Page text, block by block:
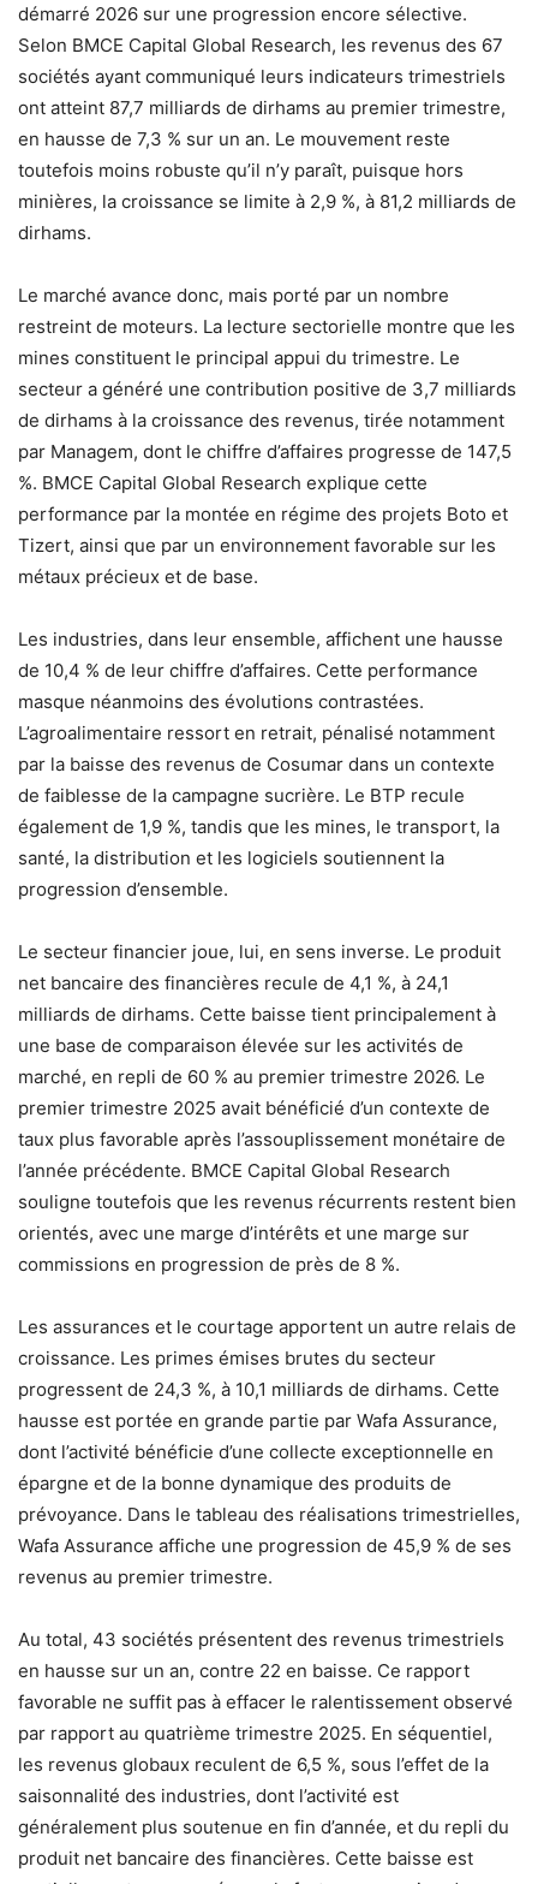
démarré 2026 sur une progression encore sélective.
Selon BMCE Capital Global Research, les revenus des 67
sociétés ayant communiqué leurs indicateurs trimestriels
ont atteint 87,7 milliards de dirhams au premier trimestre,
en hausse de 7,3 % sur un an. Le mouvement reste
toutefois moins robuste qu’il n’y paraît, puisque hors
minières, la croissance se limite à 2,9 %, à 81,2 milliards de
dirhams.
Le marché avance donc, mais porté par un nombre
restreint de moteurs. La lecture sectorielle montre que les
mines constituent le principal appui du trimestre. Le
secteur a généré une contribution positive de 3,7 milliards
de dirhams à la croissance des revenus, tirée notamment
par Managem, dont le chiffre d’affaires progresse de 147,5
%. BMCE Capital Global Research explique cette
performance par la montée en régime des projets Boto et
Tizert, ainsi que par un environnement favorable sur les
métaux précieux et de base.
Les industries, dans leur ensemble, affichent une hausse
de 10,4 % de leur chiffre d’affaires. Cette performance
masque néanmoins des évolutions contrastées.
L’agroalimentaire ressort en retrait, pénalisé notamment
par la baisse des revenus de Cosumar dans un contexte
de faiblesse de la campagne sucrière. Le BTP recule
également de 1,9 %, tandis que les mines, le transport, la
santé, la distribution et les logiciels soutiennent la
progression d’ensemble.
Le secteur financier joue, lui, en sens inverse. Le produit
net bancaire des financières recule de 4,1 %, à 24,1
milliards de dirhams. Cette baisse tient principalement à
une base de comparaison élevée sur les activités de
marché, en repli de 60 % au premier trimestre 2026. Le
premier trimestre 2025 avait bénéficié d’un contexte de
taux plus favorable après l’assouplissement monétaire de
l’année précédente. BMCE Capital Global Research
souligne toutefois que les revenus récurrents restent bien
orientés, avec une marge d’intérêts et une marge sur
commissions en progression de près de 8 %.
Les assurances et le courtage apportent un autre relais de
croissance. Les primes émises brutes du secteur
progressent de 24,3 %, à 10,1 milliards de dirhams. Cette
hausse est portée en grande partie par Wafa Assurance,
dont l’activité bénéficie d’une collecte exceptionnelle en
épargne et de la bonne dynamique des produits de
prévoyance. Dans le tableau des réalisations trimestrielles,
Wafa Assurance affiche une progression de 45,9 % de ses
revenus au premier trimestre.
Au total, 43 sociétés présentent des revenus trimestriels
en hausse sur un an, contre 22 en baisse. Ce rapport
favorable ne suffit pas à effacer le ralentissement observé
par rapport au quatrième trimestre 2025. En séquentiel,
les revenus globaux reculent de 6,5 %, sous l’effet de la
saisonnalité des industries, dont l’activité est
généralement plus soutenue en fin d’année, et du repli du
produit net bancaire des financières. Cette baisse est